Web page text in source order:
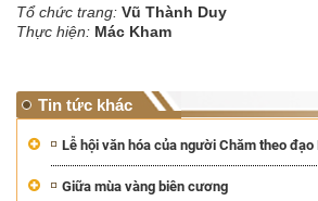
Tổ chức trang: Vũ Thành Duy
Thực hiện: Mác Kham
Tin tức khác
Lễ hội văn hóa của người Chăm theo đạo
Giữa mùa vàng biên cương